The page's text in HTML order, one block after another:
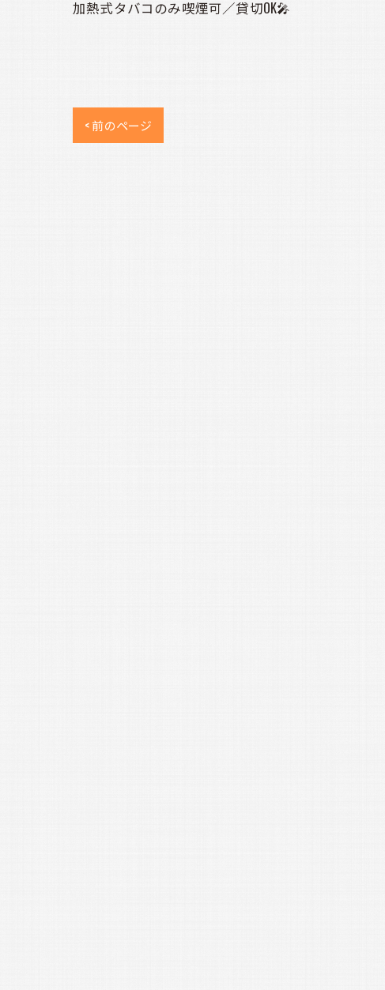
加熱式タバコのみ喫煙可／貸切OK🎤
< 前のページ